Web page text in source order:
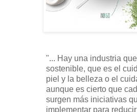
"... Hay una industria
sostenible, que es el
piel y la belleza o el
aunque es cierto que
surgen más iniciativas
implementar para